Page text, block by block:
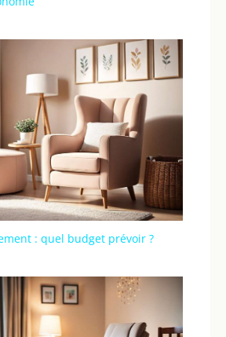
: quel budget prévoir ?